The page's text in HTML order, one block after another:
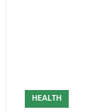
HEALTH